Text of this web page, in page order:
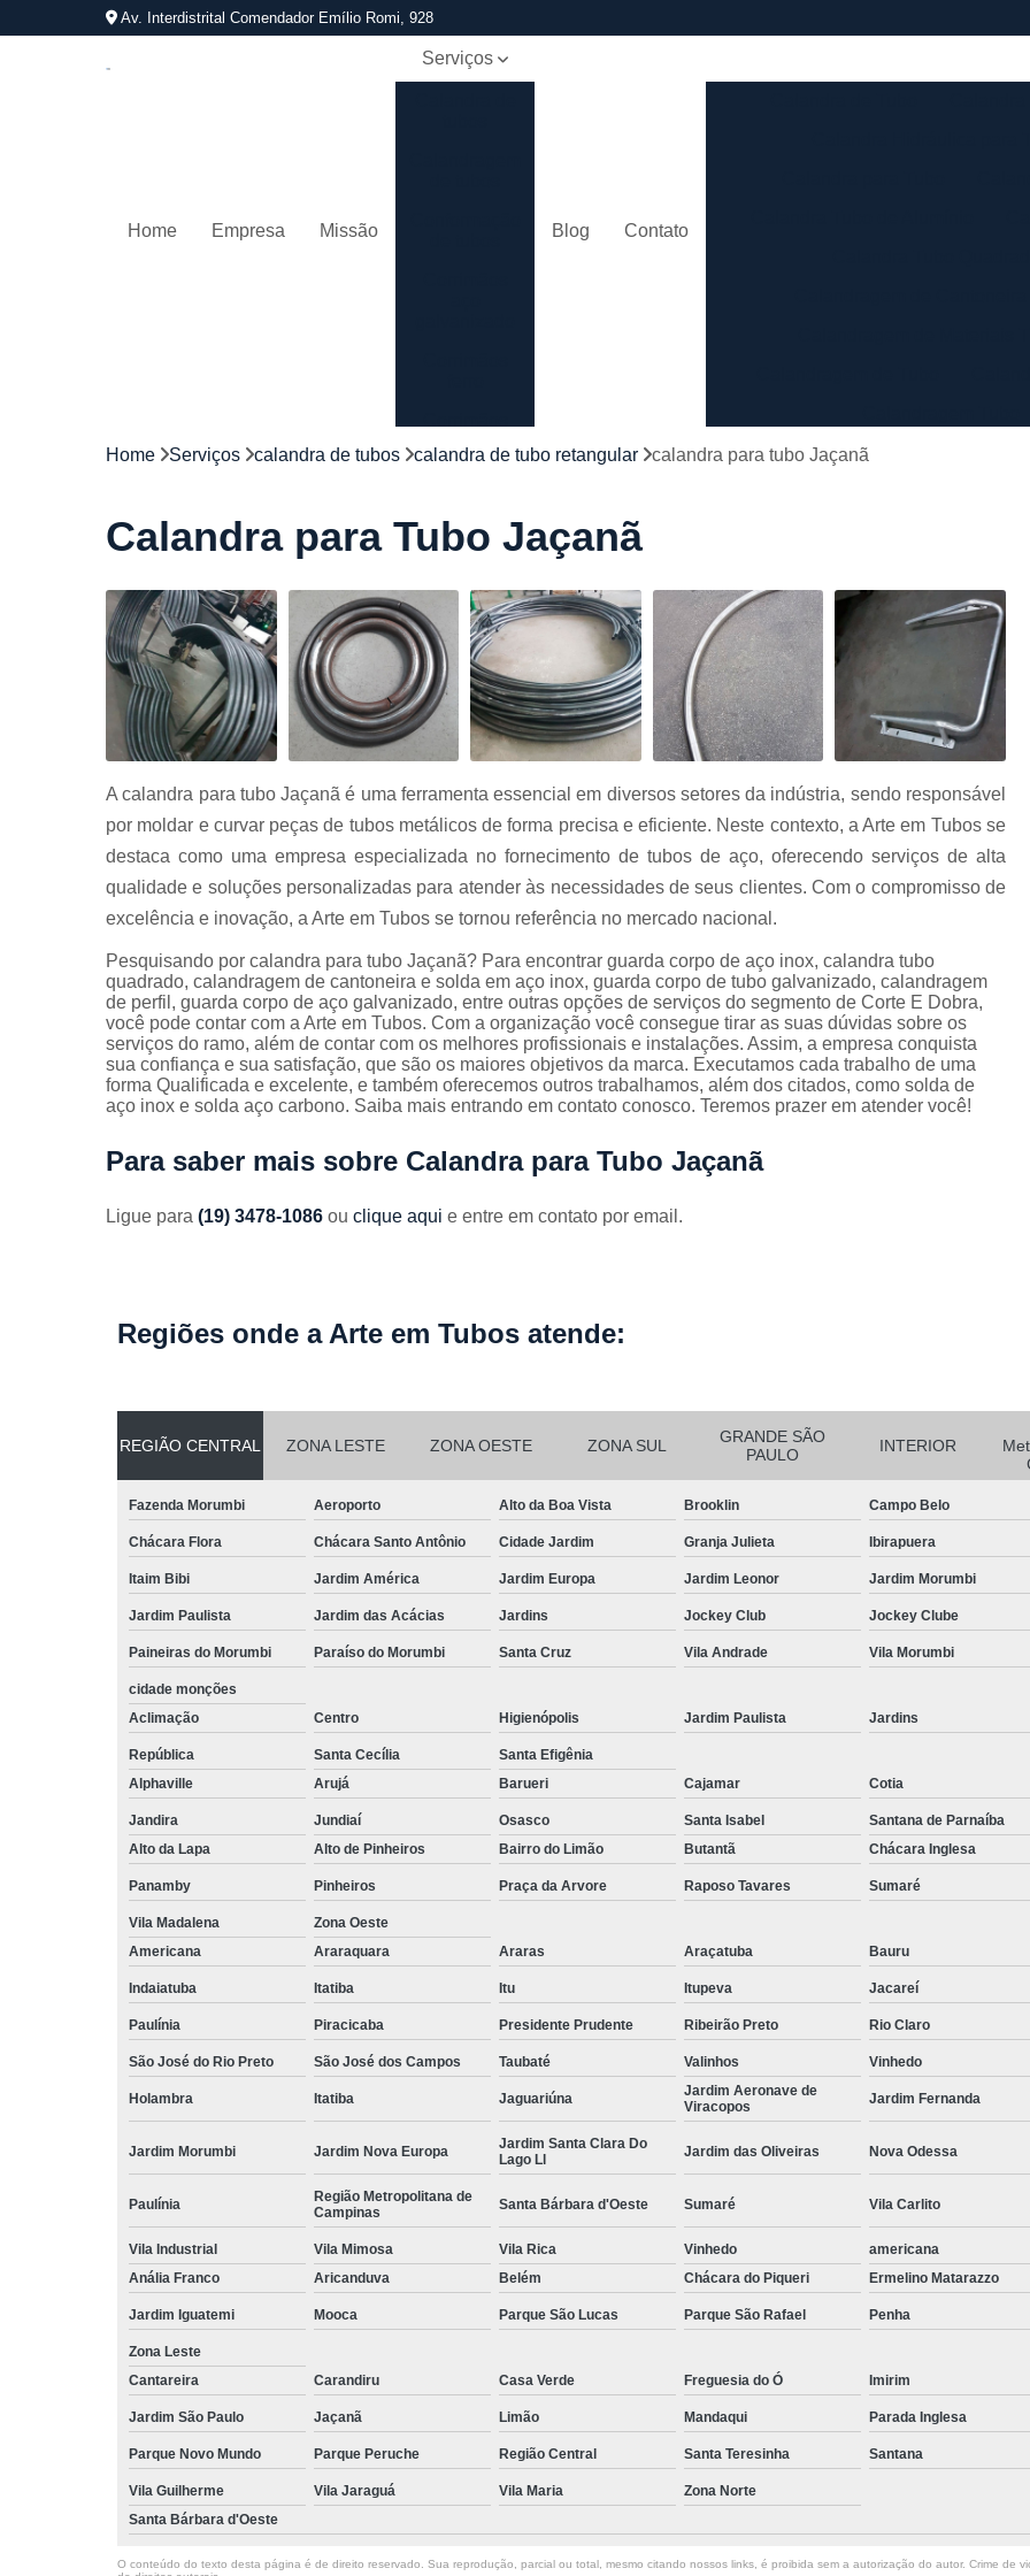
Av. Interdistrital Comendador Emílio Romi, 928
Home Empresa Missão
Serviços
Cortes a
Cortes de
chapa
Curvamento
de tubo
Dobra de
chapas
tubo
corte
Guarda
corpos
Guarda
corpos ferro
Guarda
corpos
galvanizados
aço carbono
Blog Contato
Calandragem Tubo em
Conformação em
Conformação para
Conformação Tubo de Metal
Corrimão Aço Tipo
Corrimão de
Corrimão de Aço Galvanizado
Corrimão em
Corrimão em Tubo de Aço
Corrimão
Corrimão de Ferro
Corrimão Escada Interna Ferro
Corrimão Ferro de Escada
Corrimão Ferro para Escada
Corrimão de Inox
Corrimão Escada
Corrimão Inox de Escada
Corrimão Inox para Escada
Corrimão Inox Quadrado
Corte a Laser Chapa Aço
Corte a Laser em Chapa
Solda a Laser
Corte a Laser em Chapa de
Corte Chapa a Laser
Corte de Chapa a Laser
Corte
Curvamento de Tubos
Curvamento de Tubos a
Curvamento de Tubos de Aço
Curvamento de Tubos
Corte e Dobra Chapa
Corte e
Dobra Chapa de Alumínio
Dobra de Chapa de
Dobra de Chapa de Ferro
Dobradeira de Chapa
Dobra de
Dobra Tubo com Maçarico
Dobra Tubo Quadrado
Empresa de Corte a Laser Chapa
Home Serviços calandra de tubos calandra de tubo retangular calandra para tubo Jaçanã
Calandra para Tubo Jaçanã
A calandra para tubo Jaçanã é uma ferramenta essencial em diversos setores da indústria, sendo responsável
por moldar e curvar peças de tubos metálicos de forma precisa e eficiente. Neste contexto, a Arte em Tubos se
destaca como uma empresa especializada no fornecimento de tubos de aço, oferecendo serviços de alta
qualidade e soluções personalizadas para atender às necessidades de seus clientes. Com o compromisso de
excelência e inovação, a Arte em Tubos se tornou referência no mercado nacional.
Pesquisando por calandra para tubo Jaçanã? Para encontrar guarda corpo de aço inox, calandra tubo
quadrado, calandragem de cantoneira e solda em aço inox, guarda corpo de tubo galvanizado, calandragem
de perfil, guarda corpo de aço galvanizado, entre outras opções de serviços do segmento de Corte E Dobra,
você pode contar com a Arte em Tubos. Com a organização você consegue tirar as suas dúvidas sobre os
serviços do ramo, além de contar com os melhores profissionais e instalações. Assim, a empresa conquista
sua confiança e sua satisfação, que são os maiores objetivos da marca. Executamos cada trabalho de uma
forma Qualificada e excelente, e também oferecemos outros trabalhamos, além dos citados, como solda de
aço inox e solda aço carbono. Saiba mais entrando em contato conosco. Teremos prazer em atender você!
Para saber mais sobre Calandra para Tubo Jaçanã
Ligue para (19) 3478-1086 ou clique aqui e entre em contato por email.
Regiões onde a Arte em Tubos atende:
REGIÃO CENTRAL ZONA LESTE ZONA OESTE ZONA SUL
GRANDE SÃO
PAULO
INTERIOR
Fazenda Morumbi Aeroporto Alto da Boa Vista Brooklin Campo Belo
Chácara Flora Chácara Santo Antônio Cidade Jardim Granja Julieta Ibirapuera
Itaim Bibi Jardim América Jardim Europa Jardim Leonor Jardim Morumbi
Jardim Paulista Jardim das Acácias Jardins Jockey Club Jockey Clube
Paineiras do Morumbi Paraíso do Morumbi Santa Cruz Vila Andrade Vila Morumbi
cidade monções
Aclimação
Centro Higienópolis Jardim Paulista Jardins
República Santa Cecília
Santa Efigênia
Alphaville
Arujá Barueri Cajamar Cotia
Jandira Jundiaí Osasco Santa Isabel Santana de Parnaíba
Alto da Lapa
Alto de Pinheiros Bairro do Limão Butantã Chácara Inglesa
Panamby Pinheiros Praça da Arvore Raposo Tavares Sumaré
Vila Madalena
Zona Oeste
Americana
Araraquara Araras Araçatuba Bauru
Indaiatuba Itatiba Itu Itupeva Jacareí
Paulínia Piracicaba Presidente Prudente Ribeirão Preto Rio Claro
São José do Rio Preto São José dos Campos Taubaté Valinhos Vinhedo
Holambra Itatiba Jaguariúna
Jardim Aeronave de
Viracopos
Jardim Fernanda
Jardim Morumbi Jardim Nova Europa
Jardim Santa Clara Do
Lago Ll
Jardim das Oliveiras Nova Odessa
Paulínia
Região Metropolitana de
Campinas
Santa Bárbara d'Oeste Sumaré Vila Carlito
Vila Industrial Vila Mimosa Vila Rica Vinhedo
americana
Anália Franco
Aricanduva Belém Chácara do Piqueri Ermelino Matarazzo
Jardim Iguatemi Mooca Parque São Lucas Parque São Rafael Penha
Zona Leste
Cantareira
Carandiru Casa Verde Freguesia do Ó Imirim
Jardim São Paulo Jaçanã Limão Mandaqui Parada Inglesa
Parque Novo Mundo Parque Peruche Região Central Santa Teresinha Santana
Vila Guilherme Vila Jaraguá Vila Maria
Zona Norte
Santa Bárbara d'Oeste
O conteúdo do texto desta página é de direito reservado. Sua reprodução, parcial ou total, mesmo citando nossos links, é proibida sem a autorização do autor. Crime de